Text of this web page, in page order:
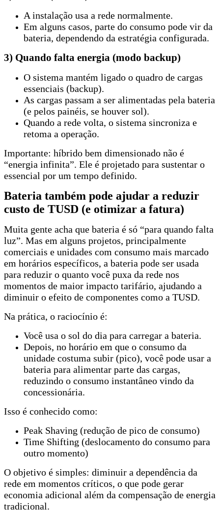
A instalação usa a rede normalmente.
Em alguns casos, parte do consumo pode vir da
bateria, dependendo da estratégia configurada.
3) Quando falta energia (modo backup)
O sistema mantém ligado o quadro de cargas
essenciais (backup).
As cargas passam a ser alimentadas pela bateria
(e pelos painéis, se houver sol).
Quando a rede volta, o sistema sincroniza e
retoma a operação.
Importante: híbrido bem dimensionado não é
“energia infinita”. Ele é projetado para sustentar o
essencial por um tempo definido.
Bateria também pode ajudar a reduzir
custo de TUSD (e otimizar a fatura)
Muita gente acha que bateria é só “para quando falta
luz”. Mas em alguns projetos, principalmente
comerciais e unidades com consumo mais marcado
em horários específicos, a bateria pode ser usada
para reduzir o quanto você puxa da rede nos
momentos de maior impacto tarifário, ajudando a
diminuir o efeito de componentes como a TUSD.
Na prática, o raciocínio é:
Você usa o sol do dia para carregar a bateria.
Depois, no horário em que o consumo da
unidade costuma subir (pico), você pode usar a
bateria para alimentar parte das cargas,
reduzindo o consumo instantâneo vindo da
concessionária.
Isso é conhecido como:
Peak Shaving (redução de pico de consumo)
Time Shifting (deslocamento do consumo para
outro momento)
O objetivo é simples: diminuir a dependência da
rede em momentos críticos, o que pode gerar
economia adicional além da compensação de energia
tradicional.